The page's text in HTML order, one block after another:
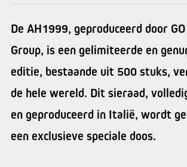
De AH1999, geproduceerd door
Group, is een gelimiteerde en
editie, bestaande uit 500 stuks,
de hele wereld. Dit sieraad,
en geproduceerd in Italië, wordt
een exclusieve speciale doos.